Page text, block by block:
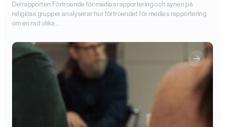
Delrapporten Förtroende för medias rapportering och synen på
religiösa grupper analyserar hur förtroendet för medias rapportering
om en rad olika…